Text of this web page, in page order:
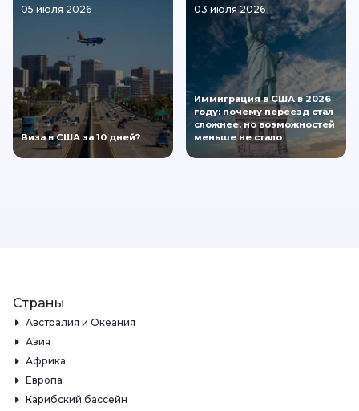
05 июля 2026
Виза в США за 10 дней?
03 июля 2026
Иммиграция в США в 2026
году: почему переезд стал
сложнее, но возможностей
меньше не стало
Страны
Австралия и Океания
Азия
Африка
Европа
Карибский бассейн